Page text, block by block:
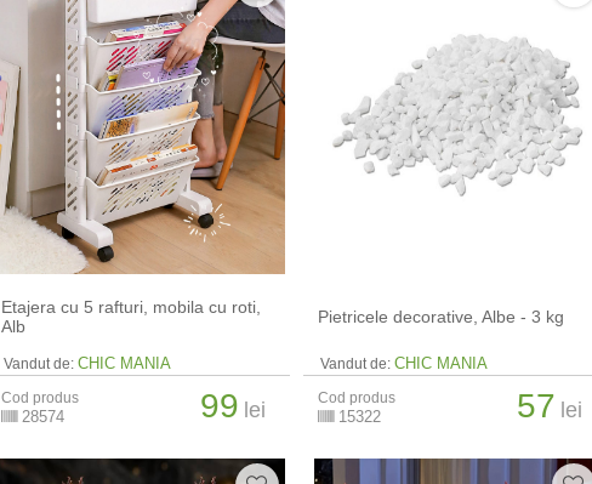
Etajera cu 5 rafturi, mobila cu roti,
Alb
Vandut de: CHIC MANIA
Cod produs
28574 99 lei
Pietricele decorative, Albe - 3 kg
Vandut de: CHIC MANIA
Cod produs
15322 57 lei